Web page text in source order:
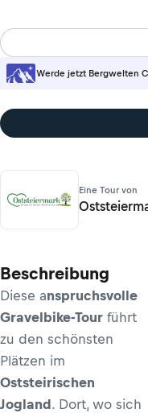
Werde jetzt Bergwelten
Eine Tour von
Beschreibung
Diese anspruchsvolle
Gravelbike-Tour führt
zu den schönsten
Plätzen im
Oststeirischen
Jogland. Dort, wo sich